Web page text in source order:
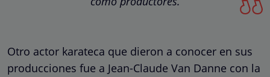
Otro actor karateca que dieron a conocer en sus
producciones fue a Jean-Claude Van Danne con la